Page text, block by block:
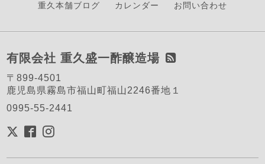
重久本舗ブログ カレンダー お問い合わせ
有限会社 重久盛一酢醸造場
〒899-4501
鹿児島県霧島市福山町福山2246番地１
0995-55-2441